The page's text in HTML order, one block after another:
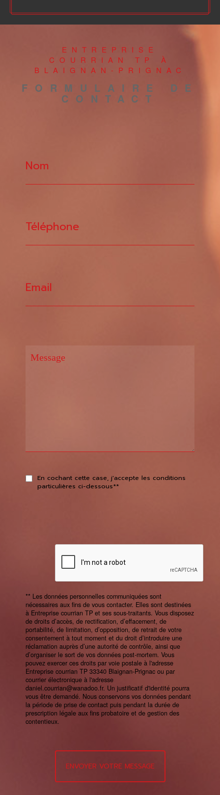
ENTREPRISE
COURRIAN TP À
BLAIGNAN-PRIGNAC
FORMULAIRE DE
CONTACT
Nom
Téléphone
Email
En cochant cette case, j'accepte les conditions
particulières ci-dessous**
** Les données personnelles communiquées sont
nécessaires aux fins de vous contacter. Elles sont destinées
à Entreprise courrian TP et ses sous-traitants. Vous disposez
de droits d’accès, de rectification, d’effacement, de
portabilité, de limitation, d’opposition, de retrait de votre
consentement à tout moment et du droit d’introduire une
réclamation auprès d’une autorité de contrôle, ainsi que
d’organiser le sort de vos données post-mortem. Vous
pouvez exercer ces droits par voie postale à l'adresse
Entreprise courrian TP 33340 Blaignan-Prignac ou par
courrier électronique à l'adresse
daniel.courrian@wanadoo.fr. Un justificatif d'identité pourra
vous être demandé. Nous conservons vos données pendant
la période de prise de contact puis pendant la durée de
prescription légale aux fins probatoire et de gestion des
contentieux.
ENVOYER VOTRE MESSAGE